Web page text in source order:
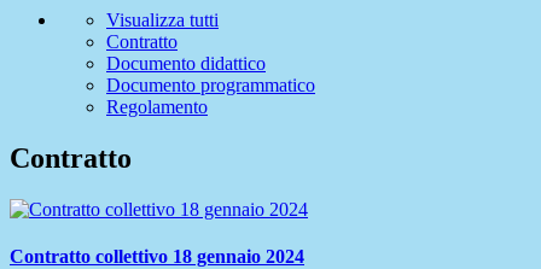
Visualizza tutti
Contratto
Documento didattico
Documento programmatico
Regolamento
Contratto
Contratto collettivo 18 gennaio 2024